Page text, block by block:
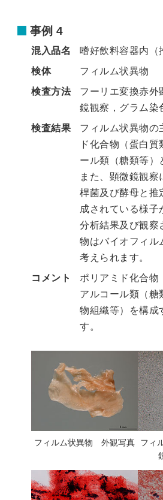
事例 4
混入品名
嗜好飲料容器内（
検体
フィルム状異物
検査方法
フーリエ変換赤外
鏡観察，グラム染
検査結果
フィルム状異物の
ド化合物（蛋白
ール類（糖類等）
また、顕微鏡観察
桿菌及び酵母と推
成されている様子
分析結果及び観察
物はバイオフィル
考えられます。
コメント
ポリアミド化合物
アルコール類（糖
物組織等）を構成
す。
フィルム状異物 外観写真
フィ